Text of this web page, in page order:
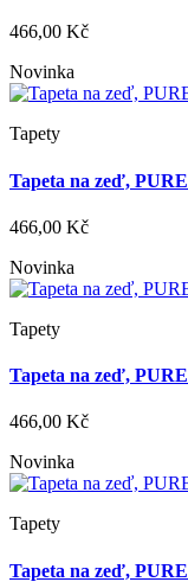
466,00 Kč
Novinka
Tapety
Tapeta na zeď,
466,00 Kč
Novinka
Tapety
Tapeta na zeď,
466,00 Kč
Novinka
Tapety
Tapeta na zeď,